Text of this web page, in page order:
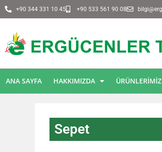
+90 344 331 10 45 +90 533 561 90 08
ANA SAYFA HAKKIMIZDA ÜRÜNLERIMIZ
Sepet